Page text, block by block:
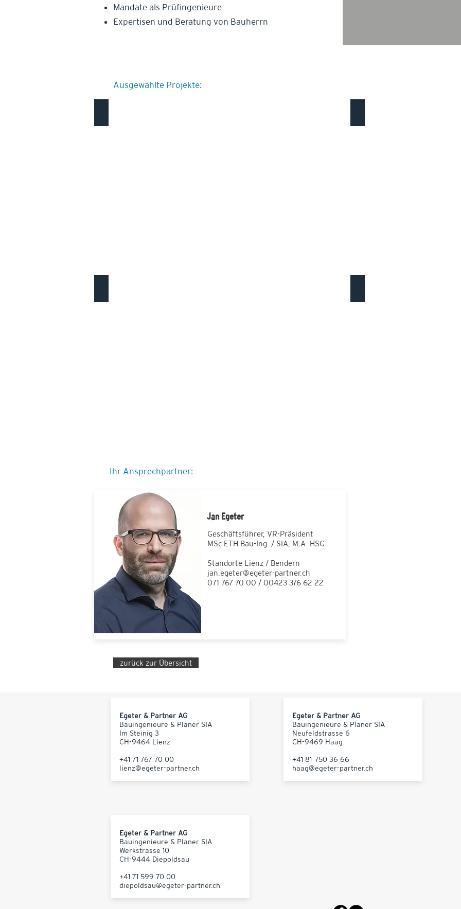
Mandate als Prüfingenieure
Expertisen und Beratung von Bauherrn
Ausgewählte Projekte:
Ihr Ansprechpartner:
Jan Egeter
Geschäftsführer, VR-Präsident
MSc ETH Bau-Ing. / SIA, M.A. HSG
Standorte Lienz / Bendern
jan.egeter@egeter-partner.ch
071 767 70 00 / 00423 376 62 22
zurück zur Übersicht
Egeter & Partner AG
Bauingenieure & Planer SIA
Im Steinig 3
CH-9464 Lienz
+41 71 767 70 00
lienz@egeter-partner.ch
Egeter & Partner AG
Bauingenieure & Planer SIA
Neufeldstrasse 6
CH-9469 Haag
+41 81 750 36 66
haag@egeter-partner.ch
Egeter & Partner AG
Bauingenieure & Planer SIA
Werkstrasse 10
CH-9444 Diepoldsau
+41 71 599 70 00
diepoldsau@egeter-partner.ch